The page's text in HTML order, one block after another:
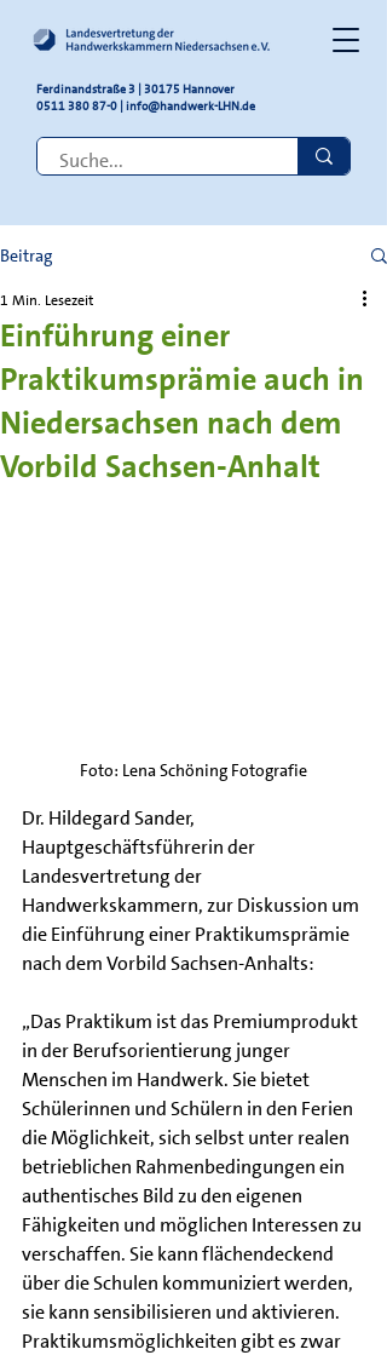
Ferdinandstraße 3 | 30175 Hannover
0511 380 87-0 | info@handwerk-LHN.de
Beitrag
Einführung einer
Praktikumsprämie auch in
Niedersachsen nach dem
Vorbild Sachsen-Anhalt
1 Min. Lesezeit
Foto: Lena Schöning Fotografie
Dr. Hildegard Sander,
Hauptgeschäftsführerin der
Landesvertretung der
Handwerkskammern, zur Diskussion um
die Einführung einer Praktikumsprämie
nach dem Vorbild Sachsen-Anhalts:
„Das Praktikum ist das Premiumprodukt
in der Berufsorientierung junger
Menschen im Handwerk. Sie bietet
Schülerinnen und Schülern in den Ferien
die Möglichkeit, sich selbst unter realen
betrieblichen Rahmenbedingungen ein
authentisches Bild zu den eigenen
Fähigkeiten und möglichen Interessen zu
verschaffen. Sie kann flächendeckend
über die Schulen kommuniziert werden,
sie kann sensibilisieren und aktivieren.
Praktikumsmöglichkeiten gibt es zwar